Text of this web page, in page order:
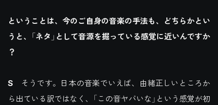
ということは、今のご自身の音楽の手法も、どちらかとい
うと、「ネタ」として音源を掘っている感覚に近いんですか
？
S そうです。日本の音楽でいえば、由緒正しいところか
ら出ている訳ではなく、「この音ヤバいな」という感覚が初